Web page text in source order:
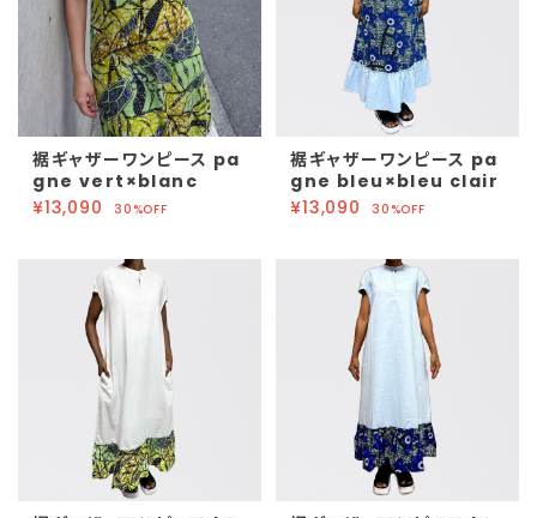
裾ギャザーワンピース pa
gne vert×blanc
¥13,090
30%OFF
裾ギャザーワンピース pa
gne bleu×bleu clair
¥13,090
30%OFF